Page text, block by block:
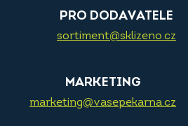
PRO DODAVATELE
sortiment@sklizeno.cz
MARKETING
marketing@vasepekarna.cz